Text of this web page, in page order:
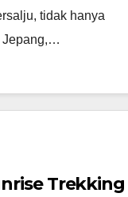
tidak hanya
Jepang,…
Trekking